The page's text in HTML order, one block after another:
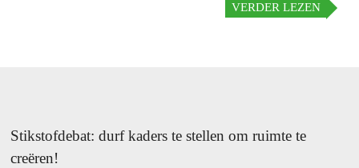
VERDER LEZEN
Stikstofdebat: durf kaders te stellen om ruimte te
creëren!